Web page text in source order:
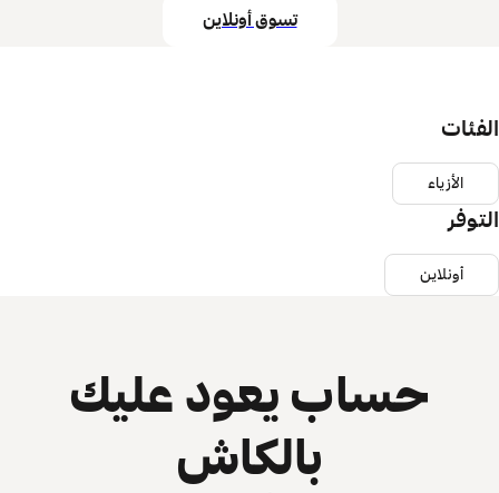
تسوق أونلاين
الفئات
الأزياء
التوفر
أونلاين
حساب يعود عليك
بالكاش